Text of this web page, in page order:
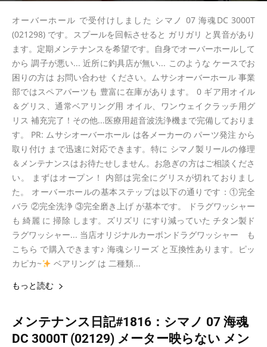
オーバーホール で受付けしました シマノ 07 海魂DC 3000T
(021298) です。スプールを回転させると ガリガリ と異音があり
ます。定期メンテナンスを希望です。自身でオーバーホールして
から 調子が悪い... 近所に釣具店が無い... このような ケースでお
困りの方は お問い合わせ ください。ムサシオーバーホール 事業
部ではスペアパーツも 豊富に在庫があります。 0 ギア用オイル
＆グリス、通常ベアリング用 オイル、ワンウェイクラッチ用グ
リス 補充完了！その他...医療用超音波洗浄機まで完備しておりま
す。 PR: ムサシオーバーホール は各メーカーの パーツ発注 から
取り付け まで迅速に対応できます。特に シマノ製リールの修理
＆メンテナンスはお待たせしません。お急ぎの方はご相談くださ
い。 まずはオープン！ 内部は完全にグリスが切れておりまし
た。 オーバーホールの基本ステップは以下の通りです：①完全
バラ ②完全洗浄 ③完全磨き上げ が基本です。 ドラグワッシャー
も 綺麗 に 掃除 します。ズリズリ にすり減っていた チタン製ド
ラグワッシャー... 当店オリジナルカーボンドラグワッシャー も
こちら で購入できます♪ 海魂シリーズ と互換性あります。ピッ
カピカ~
ベアリング は 二種類...
もっと読む
メンテナンス日記#1816：シマノ 07 海魂
DC 3000T (02129) メーター映らない メン